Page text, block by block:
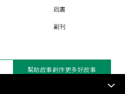
說書
副刊
幫助故事創作更多好故事